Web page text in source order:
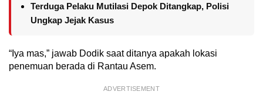
Terduga Pelaku Mutilasi Depok Ditangkap, Polisi
Ungkap Jejak Kasus
“Iya mas,” jawab Dodik saat ditanya apakah lokasi
penemuan berada di Rantau Asem.
ADVERTISEMENT